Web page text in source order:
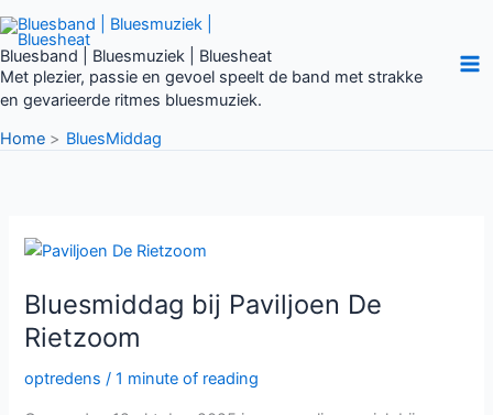
Ga
naar
de
inhoud
Bluesband | Bluesmuziek | Bluesheat
Met plezier, passie en gevoel speelt de band met strakke
en gevarieerde ritmes bluesmuziek.
Home
BluesMiddag
Bluesmiddag bij Paviljoen De
Rietzoom
optredens /1 minute of reading
Bluesmiddag
bij
Rietzoom